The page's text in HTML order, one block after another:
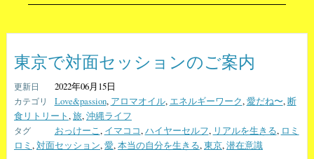
東京で対面セッションのご案内
2022年06月15日
Love&passion, アロマオイル, エネルギーワーク,愛だね〜,断
食リトリート,旅,沖縄ライフ
おっけーこ, イマココ,ハイヤーセルフ, リアルを生きる, ロミ
ロミ ,対面セッション,愛,本当の自分を生きる,東京,潜在意識